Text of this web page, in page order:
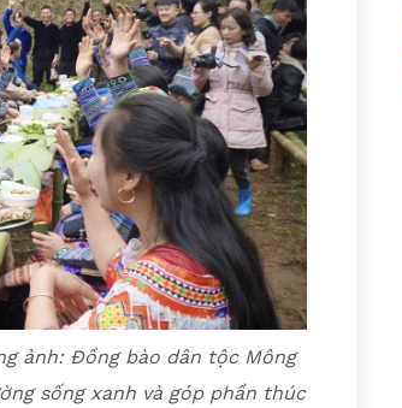
ảnh: Đồng bào dân tộc Mông
sống xanh và góp phần thúc